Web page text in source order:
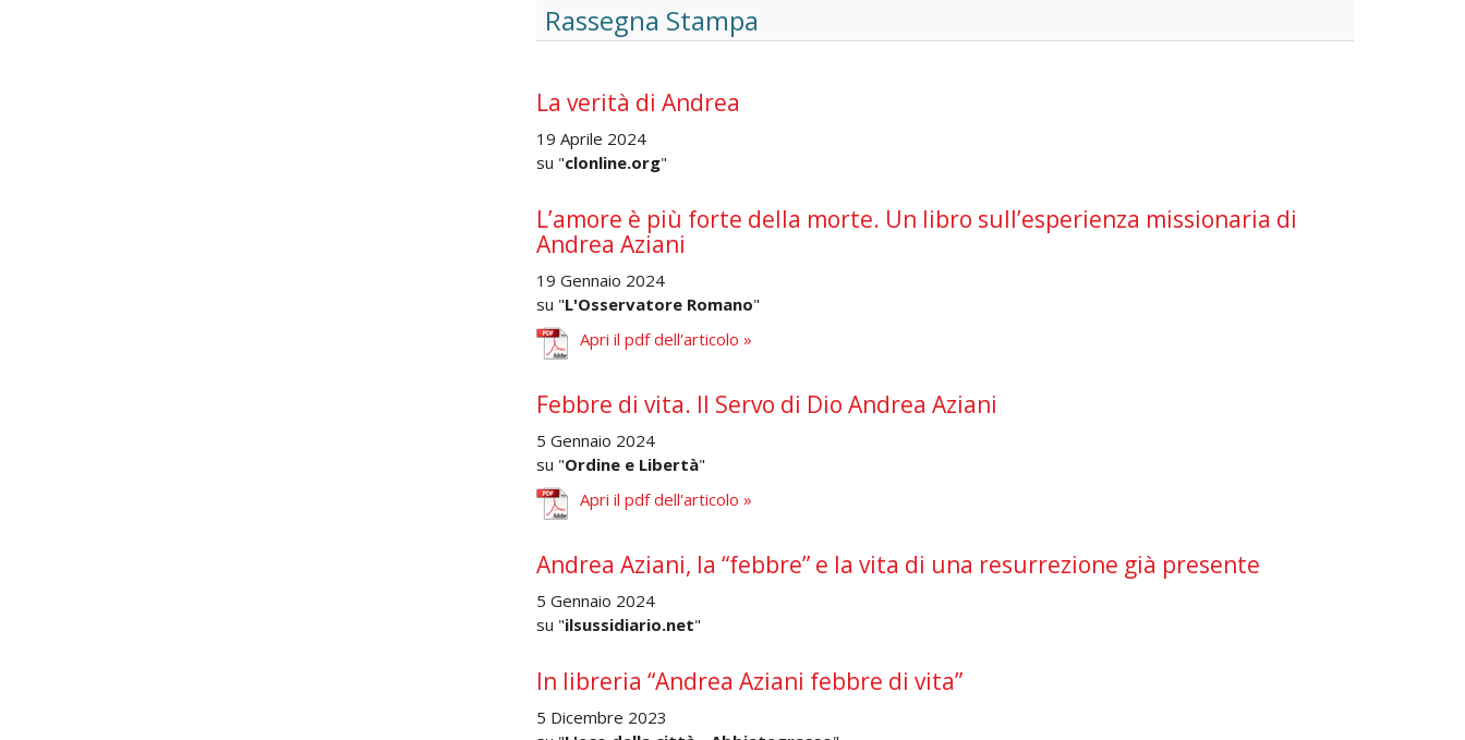
Rassegna Stampa
La verità di Andrea
19 Aprile 2024
su "clonline.org"
L’amore è più forte della morte. Un libro sull’esperienza missionaria di
Andrea Aziani
19 Gennaio 2024
su "L'Osservatore Romano"
Apri il pdf dell'articolo »
Febbre di vita. Il Servo di Dio Andrea Aziani
5 Gennaio 2024
su "Ordine e Libertà"
Apri il pdf dell'articolo »
Andrea Aziani, la “febbre” e la vita di una resurrezione già presente
5 Gennaio 2024
su "ilsussidiario.net"
In libreria “Andrea Aziani febbre di vita”
5 Dicembre 2023